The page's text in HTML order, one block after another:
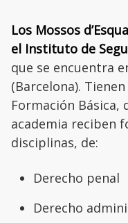
Los Mossos
el Instituto de
que se encuentra
(Barcelona).
Formación Básica,
academia reciben
disciplinas, de:
Derecho penal
Derecho